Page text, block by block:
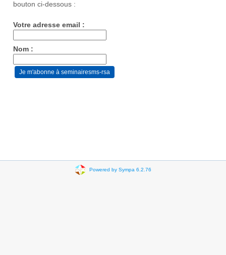
bouton ci-dessous :
Votre adresse email :
Nom :
Powered by Sympa 6.2.76